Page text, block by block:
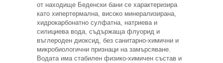
от находище Беденски бани се характеризира
като хипертермална, високо минерализирана,
хидрокарбонатно сулфатна, натриева и
силициева вода, съдържаща флуорид и
въглероден диоксид, без санитарно-химични и
микробиологични признаци на замърсяване.
Водата има стабилен физико-химичен състав и